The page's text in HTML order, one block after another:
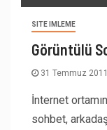
SITE IMLEME
Görüntülü
31 Temmuz 2011
İnternet
sohbet,